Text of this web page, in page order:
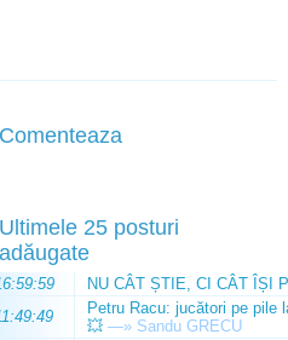
Comenteaza
Ultimele 25 posturi
adăugate
NU CÂT ȘTIE, CI CÂT ÎȘI
Petru Racu: jucători pe pile
💥 —» Sandu GRECU